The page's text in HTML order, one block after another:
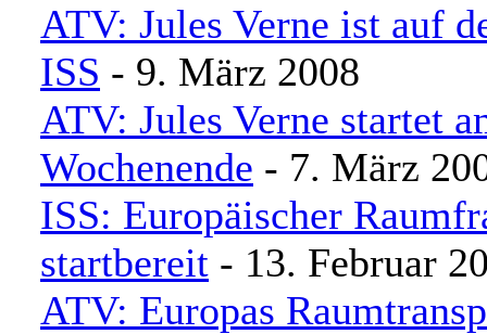
ATV: Jules Verne ist auf
ISS - 9. März 2008
ATV: Jules Verne startet
Wochenende - 7. März
ISS: Europäischer
startbereit - 13. Februar
ATV: Europas